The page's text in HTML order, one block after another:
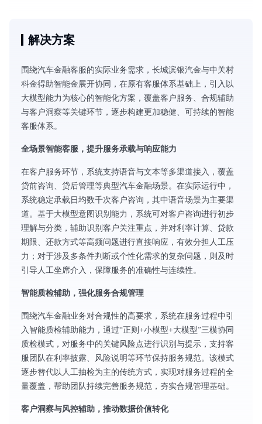
解决方案
围绕汽车金融客服的实际业务需求，长城滨银汽金与中关村
科金得助智能金展开协同，在原有客服体系基础上，引入以
大模型能力为核心的智能化方案，覆盖客户服务、合规辅助
与客户洞察等关键环节，逐步构建更加稳健、可持续的智能
客服体系。
全场景智能客服，提升服务承载与响应能力
在客户服务环节，系统支持语音与文本等多渠道接入，覆盖
贷前咨询、贷后管理等典型汽车金融场景。在实际运行中，
系统稳定承载日均数千次客户咨询，其中语音场景为主要渠
道。基于大模型意图识别能力，系统可对客户咨询进行初步
理解与分类，辅助识别客户关注重点，并对利率计算、贷款
期限、还款方式等高频问题进行直接响应，有效分担人工压
力；对于涉及多条件判断或个性化需求的复杂问题，则及时
引导人工坐席介入，保障服务的准确性与连续性。
智能质检辅助，强化服务合规管理
围绕汽车金融业务对合规性的高要求，系统在服务过程中引
入智能质检辅助能力，通过“正则+小模型+大模型”三模协同
质检模式，对服务中的关键风险点进行识别与提示，支持客
服团队在利率披露、风险说明等环节保持服务规范。该模式
逐步替代以人工抽检为主的传统方式，实现对服务过程的全
量覆盖，帮助团队持续完善服务规范，夯实合规管理基础。
客户洞察与风控辅助，推动数据价值转化